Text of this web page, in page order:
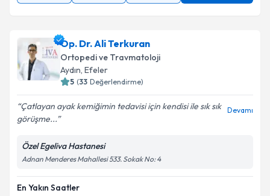
Op. Dr. Ali Terkuran
Ortopedi ve Travmatoloji
Aydın, Efeler
5 (33 Değerlendirme)
Çatlayan ayak kemiğimin tedavisi için kendisi ile sık sık
görüşme...
Devamı
Özel Egeliva Hastanesi
Adnan Menderes Mahallesi 533. Sokak No: 4
En Yakın Saatler